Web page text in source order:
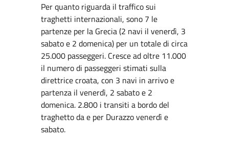
Per quanto riguarda il traffico sui
traghetti internazionali, sono 7 le
partenze per la Grecia (2 navi il venerdì, 3
sabato e 2 domenica) per un totale di circa
25.000 passeggeri. Cresce ad oltre 11.000
il numero di passeggeri stimati sulla
direttrice croata, con 3 navi in arrivo e
partenza il venerdì, 2 sabato e 2
domenica. 2.800 i transiti a bordo del
traghetto da e per Durazzo venerdì e
sabato.